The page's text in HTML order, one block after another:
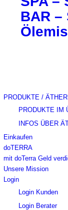
BAR –
PRODUKTE /
PRODUKTE IM
INFOS ÜBER
Einkaufen
doTERRA
mit doTerra Geld
Unsere Mission
Login
Login Kunden
Login Berater